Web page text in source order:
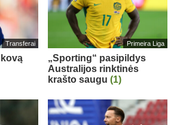
Transferai Primeira Liga
„Sporting“ pasipildys
Australijos rinktinės
krašto saugu (1)